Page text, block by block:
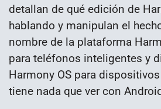
detallan de qué edición de
hablando y manipulan el
nombre de la plataforma
para teléfonos inteligentes y
Harmony OS para
tiene nada que ver con